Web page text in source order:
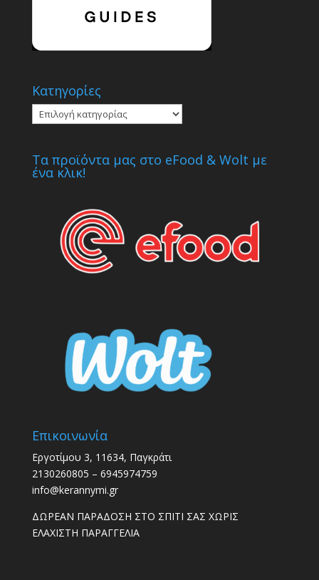
Κατηγορίες
Κατηγορίες
Τα προϊόντα μας στο eFood & Wolt με
ένα κλικ!
Επικοινωνία
Εργοτίμου 3, 11634, Παγκράτι
2130260805 – 6945974759
info@kerannymi.gr
ΔΩΡΕΑΝ ΠΑΡΑΔΟΣΗ ΣΤΟ ΣΠΙΤΙ ΣΑΣ ΧΩΡΙΣ
ΕΛΑΧΙΣΤΗ ΠΑΡΑΓΓΕΛΙΑ